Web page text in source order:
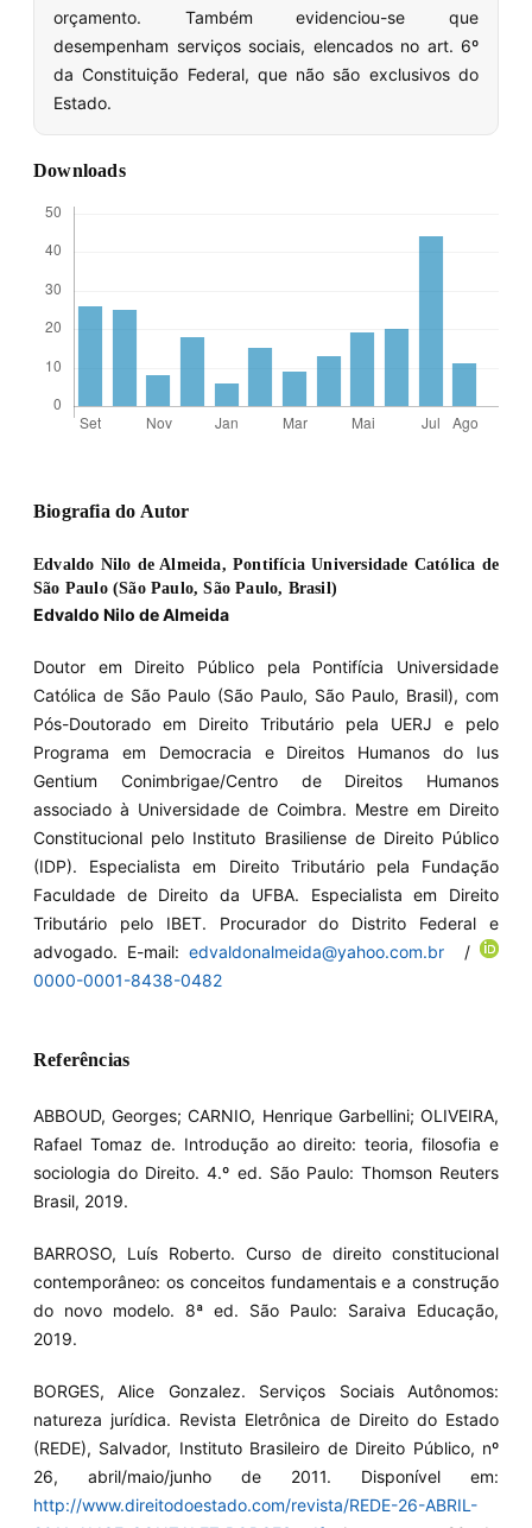
orçamento. Também evidenciou-se que
desempenham serviços sociais, elencados no art. 6º
da Constituição Federal, que não são exclusivos do
Estado.
Downloads
Biografia do Autor
Edvaldo Nilo de Almeida, Pontifícia Universidade Católica de
São Paulo (São Paulo, São Paulo, Brasil)
Edvaldo Nilo de Almeida
Doutor em Direito Público pela Pontifícia Universidade
Católica de São Paulo (São Paulo, São Paulo, Brasil), com
Pós-Doutorado em Direito Tributário pela UERJ e pelo
Programa em Democracia e Direitos Humanos do Ius
Gentium Conimbrigae/Centro de Direitos Humanos
associado à Universidade de Coimbra. Mestre em Direito
Constitucional pelo Instituto Brasiliense de Direito Público
(IDP). Especialista em Direito Tributário pela Fundação
Faculdade de Direito da UFBA. Especialista em Direito
Tributário pelo IBET. Procurador do Distrito Federal e
advogado. E-mail:edvaldonalmeida@yahoo.com.br /
0000-0001-8438-0482
Referências
ABBOUD, Georges; CARNIO, Henrique Garbellini; OLIVEIRA,
Rafael Tomaz de. Introdução ao direito: teoria, filosofia e
sociologia do Direito. 4.º ed. São Paulo: Thomson Reuters
Brasil, 2019.
BARROSO, Luís Roberto. Curso de direito constitucional
contemporâneo: os conceitos fundamentais e a construção
do novo modelo. 8ª ed. São Paulo: Saraiva Educação,
2019.
BORGES, Alice Gonzalez. Serviços Sociais Autônomos:
natureza jurídica. Revista Eletrônica de Direito do Estado
(REDE), Salvador, Instituto Brasileiro de Direito Público, nº
26, abril/maio/junho de 2011. Disponível em:
http://www.direitodoestado.com/revista/REDE-26-ABRIL-